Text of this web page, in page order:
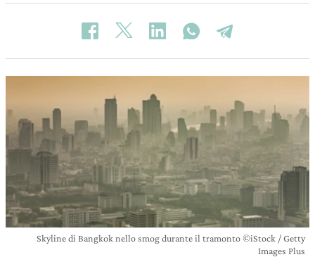
Skyline di Bangkok nello smog durante il tramonto ©iStock / Getty
Images Plus